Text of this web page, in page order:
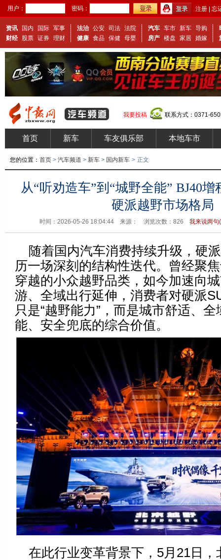
用户： 密码： 注册 忘
资讯 国内 国际 军事
财经
股票 证券 理财
法治 公安 司法 法院
健康 食品 保健 母婴
汽车 车市 新车 导购
房产 楼盘 家居 婚嫁
我要投稿 联系方式：0371-
首页 新车 车友俱乐部 本地车市
您的位置： 首页 > 汽车频道 > 新车 > 国内新车 > 正文
从“听劝造车”到“城野全能” BJ40
硬派越野市场格局
时间：2026-05-26 18:04:44 来源： 浏览次数： 826 我来说两句(
随着国内汽车消费持续升级，硬
历一场深刻的结构性迭代。曾经聚
穿越的小众越野品类，如今加速向
游、全域出行延伸，消费者对硬派
只是“越野能力”，而是城市舒适、
能、安全兜底的综合价值。
在此行业变革背景下，5月21日，